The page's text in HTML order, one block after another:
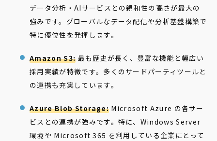
データ分析・AIサービスとの親和性の高さが最大の
強みです。グローバルなデータ配信や分析基盤構築で
特に優位性を発揮します。
Amazon S3: 最も歴史が長く、豊富な機能と幅広い
採用実績が特徴です。多くのサードパーティツールと
の連携も充実しています。
Azure Blob Storage: Microsoft Azure の各サー
ビスとの連携が強みです。特に、Windows Server
環境や Microsoft 365 を利用している企業にとって